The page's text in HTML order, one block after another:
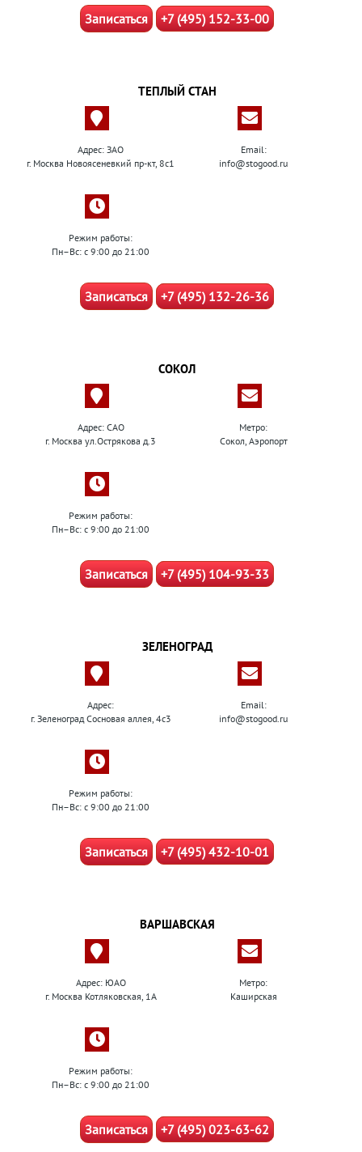
Записаться +7 (495) 152-33-00
ТЕПЛЫЙ СТАН
Адрес: ЗАО
г. Москва Новоясеневкий пр-кт, 8с1
Email:
info@stogood.ru
Режим работы:
Пн–Вс: с 9:00 до 21:00
Записаться +7 (495) 132-26-36
СОКОЛ
Адрес: САО
г. Москва ул.Острякова д.3
Метро:
Сокол, Аэропорт
Режим работы:
Пн–Вс: с 9:00 до 21:00
Записаться +7 (495) 104-93-33
ЗЕЛЕНОГРАД
Адрес:
г. Зеленоград Сосновая аллея, 4с3
Email:
info@stogood.ru
Режим работы:
Пн–Вс: с 9:00 до 21:00
Записаться +7 (495) 432-10-01
ВАРШАВСКАЯ
Адрес: ЮАО
г. Москва Котляковская, 1А
Метро:
Каширская
Режим работы:
Пн–Вс: с 9:00 до 21:00
Записаться +7 (495) 023-63-62